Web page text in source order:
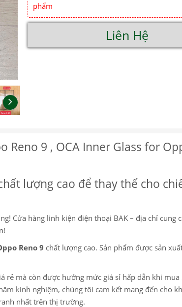
phẩm
Liên Hệ
Reno 9 , OCA Inner Glass for
lượng cao để thay thế cho
Cửa hàng linh kiện điện thoại BAK – địa chỉ cung
Reno 9 chất lượng cao. Sản phẩm được sản
rẻ mà còn được hưởng mức giá sỉ hấp dẫn khi
kinh nghiệm, chúng tôi cam kết mang đến cho
nhất trên thị trường.